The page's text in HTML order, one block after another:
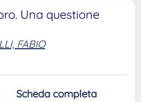
Una questione
FABIO
Scheda completa